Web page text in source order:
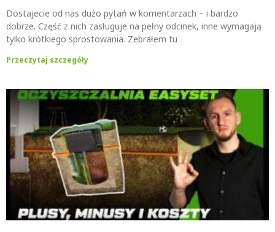
Dostajecie od nas dużo pytań w komentarzach – i bardzo
dobrze. Część z nich zasługuje na pełny odcinek, inne wymagają
tylko krótkiego sprostowania. Zebrałem tu
Przeczytaj szczegóły